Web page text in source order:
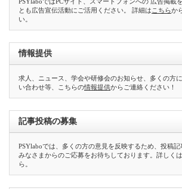
とも広告宣伝活動にご活用ください。 詳細は こちらか
い。
情報提供
求人、ニュース、学会や研修会のお知らせ、多くの方
い合わせ等、こちらの情報提供からご連絡ください！
記事投稿の募集
PSYlaboでは、多くの方の意見を反映するため、投稿記
みなさまからのご応募をお待ちしております。詳しく
ら。